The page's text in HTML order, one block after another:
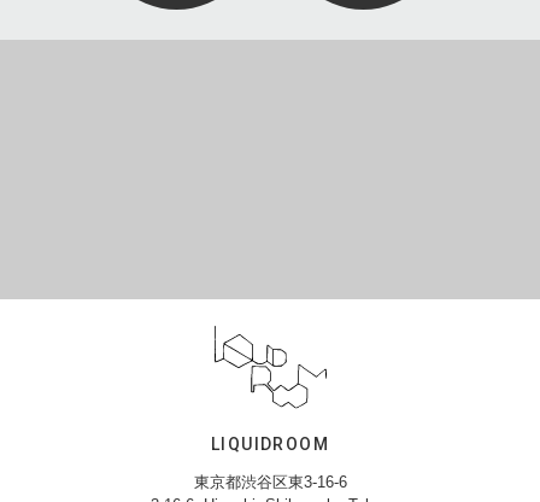
LIQUIDROOM
東京都渋谷区東3-16-6